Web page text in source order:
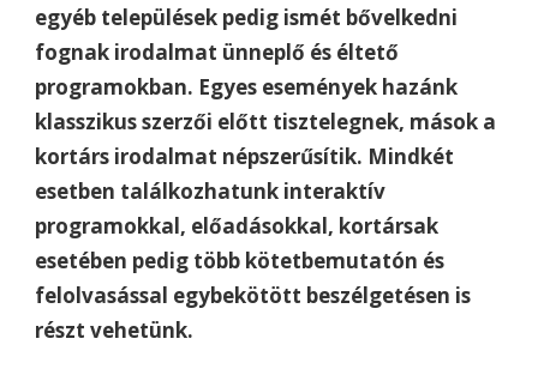
egyéb települések pedig ismét bővelkedni
fognak irodalmat ünneplő és éltető
programokban. Egyes események hazánk
klasszikus szerzői előtt tisztelegnek, mások a
kortárs irodalmat népszerűsítik. Mindkét
esetben találkozhatunk interaktív
programokkal, előadásokkal, kortársak
esetében pedig több kötetbemutatón és
felolvasással egybekötött beszélgetésen is
részt vehetünk.